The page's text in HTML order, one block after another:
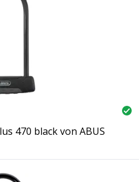
470 black von ABUS